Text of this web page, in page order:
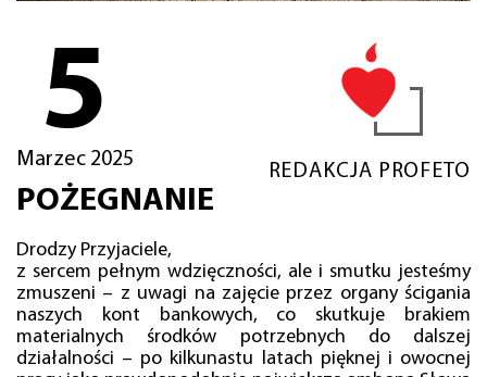
5
Marzec 2025
REDAKCJA PROFETO
POŻEGNANIE
Drodzy Przyjaciele,
z sercem pełnym wdzięczności, ale i smutku jesteśmy
zmuszeni – z uwagi na zajęcie przez organy ścigania
naszych kont bankowych, co skutkuje brakiem
materialnych środków potrzebnych do dalszej
działalności – po kilkunastu latach pięknej i owocnej